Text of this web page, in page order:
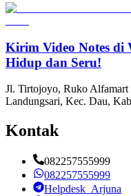
Kirim Video Notes
Hidup dan Seru!
Jl. Tirtojoyo, Ruko
Landungsari, Kec. Dau,
Kontak
082257555999
082257555999
Helpdesk_Arjuna